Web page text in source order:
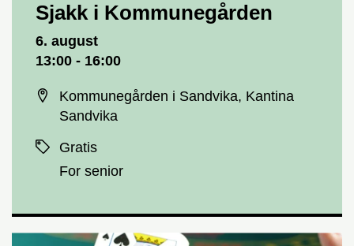
Sjakk i Kommunegården
6. august
13:00 - 16:00
Kommunegården i Sandvika, Kantina
Sandvika
Gratis
For senior